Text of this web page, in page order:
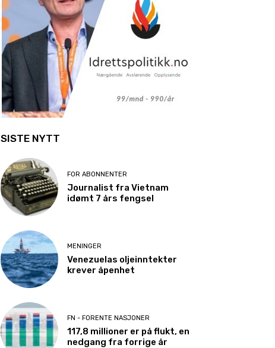
SISTE NYTT
FOR ABONNENTER
Journalist fra Vietnam
idømt 7 års fengsel
MENINGER
Venezuelas oljeinntekter
krever åpenhet
FN - FORENTE NASJONER
117,8 millioner er på flukt, en
nedgang fra forrige år